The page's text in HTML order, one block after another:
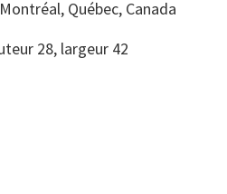
Montréal, Québec, Canada
28, largeur 42